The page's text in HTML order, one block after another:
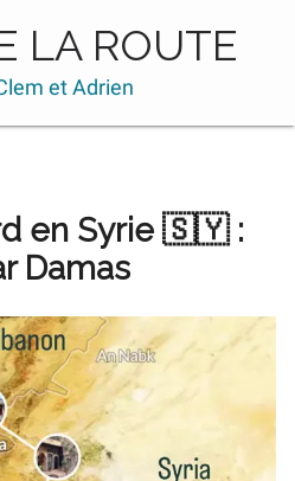
LA ROUTE
et Adrien
en Syrie 🇸🇾 :
Damas